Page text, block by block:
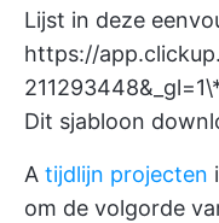
Lijst in deze
https://
Dit sjabloon
A tijdlijn projecten
om de volgorde